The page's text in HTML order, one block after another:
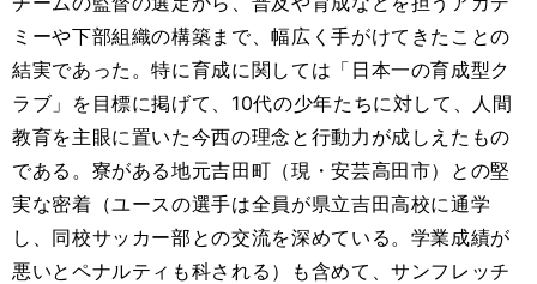
ミーや下部組織の構築まで、幅広く手がけてきたことの
結実であった。特に育成に関しては「日本一の育成型ク
ラブ」を目標に掲げて、10代の少年たちに対して、人間
教育を主眼に置いた今西の理念と行動力が成しえたもの
である。寮がある地元吉田町（現・安芸高田市）との堅
実な密着（ユースの選手は全員が県立吉田高校に通学
し、同校サッカー部との交流を深めている。学業成績が
悪いとペナルティも科される）も含めて、サンフレッチ